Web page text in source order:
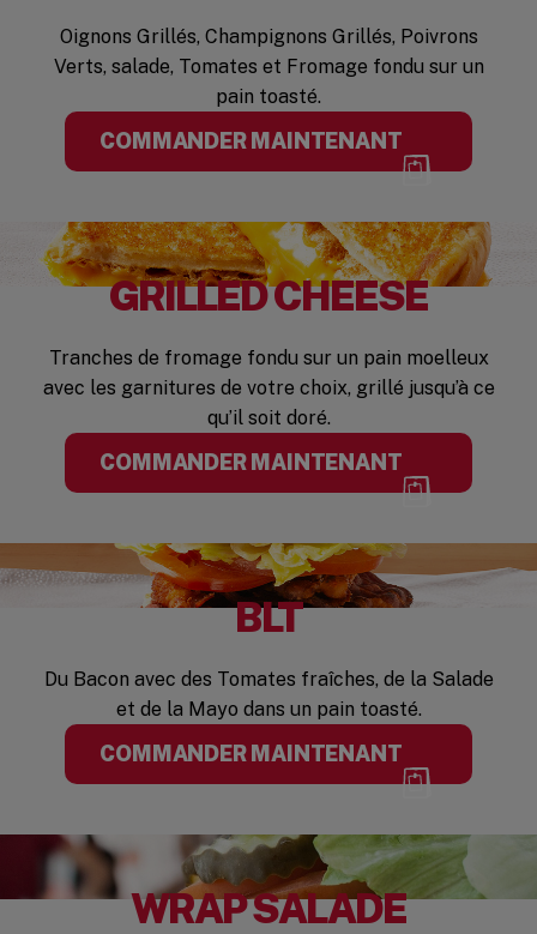
Oignons Grillés, Champignons Grillés, Poivrons
Verts, salade, Tomates et Fromage fondu sur un
pain toasté.
COMMANDER MAINTENANT
GRILLED CHEESE
Tranches de fromage fondu sur un pain moelleux
avec les garnitures de votre choix, grillé jusqu’à ce
qu’il soit doré.
COMMANDER MAINTENANT
BLT
Du Bacon avec des Tomates fraîches, de la Salade
et de la Mayo dans un pain toasté.
COMMANDER MAINTENANT
WRAP SALADE